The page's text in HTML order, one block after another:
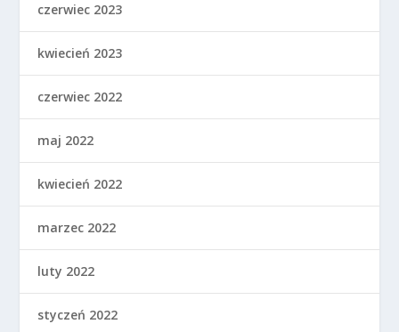
czerwiec 2023
kwiecień 2023
czerwiec 2022
maj 2022
kwiecień 2022
marzec 2022
luty 2022
styczeń 2022